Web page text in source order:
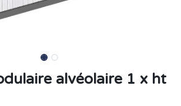
alvéolaire 1 x ht